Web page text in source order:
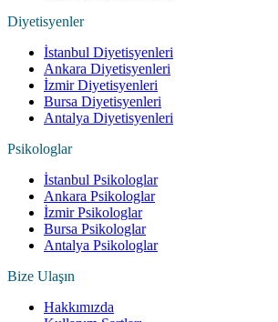
Diyetisyenler
İstanbul Diyetisyenleri
Ankara Diyetisyenleri
İzmir Diyetisyenleri
Bursa Diyetisyenleri
Antalya Diyetisyenleri
Psikologlar
İstanbul Psikologlar
Ankara Psikologlar
İzmir Psikologlar
Bursa Psikologlar
Antalya Psikologlar
Bize Ulaşın
Hakkımızda